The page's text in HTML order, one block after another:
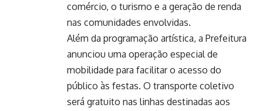
comércio, o turismo e a geração de renda
nas comunidades envolvidas.
Além da programação artística, a Prefeitura
anunciou uma operação especial de
mobilidade para facilitar o acesso do
público às festas. O transporte coletivo
será gratuito nas linhas destinadas aos